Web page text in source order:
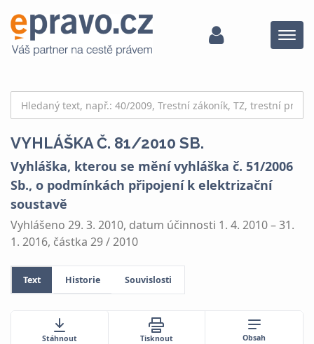
Menu
VYHLÁŠKA Č. 81/2010 SB.
Vyhláška, kterou se mění vyhláška č. 51/2006
Sb., o podmínkách připojení k elektrizační
soustavě
Vyhlášeno 29. 3. 2010, datum účinnosti 1. 4. 2010 – 31.
1. 2016, částka 29 / 2010
Text Historie Souvislosti
Stáhnout Tisknout Obsah